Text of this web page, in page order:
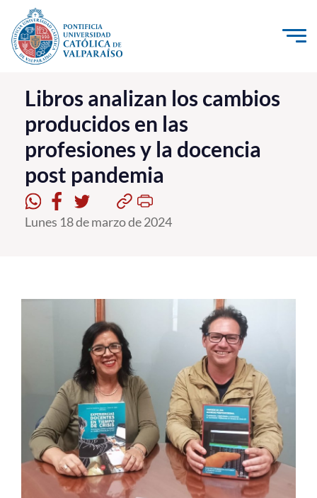
Click acá para ir directamente al contenido
La Universidad
Investigación, Creación e Innovación
PUCV Internacional
Vinculación con el Medio
Admisión
Formación Continua
Académicos
Funcionarios
Alumni
Libros analizan los cambios
producidos en las
profesiones y la docencia
post pandemia
Lunes 18 de marzo de 2024